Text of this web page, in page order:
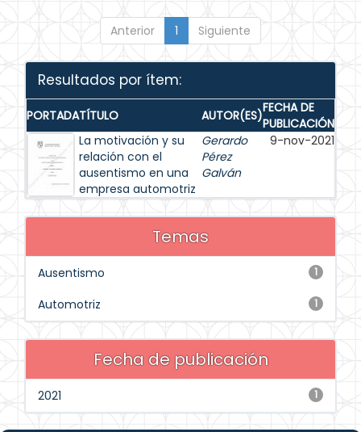
Anterior 1 Siguiente
Resultados por ítem:
PORTADATÍTULO AUTOR(ES)FECHA DE
PUBLICACIÓN
La motivación y su
relación con el
ausentismo en una
empresa automotriz
Gerardo
Pérez
Galván
9-nov-2021
Temas
1
Ausentismo
1
Automotriz
Fecha de publicación
1
2021